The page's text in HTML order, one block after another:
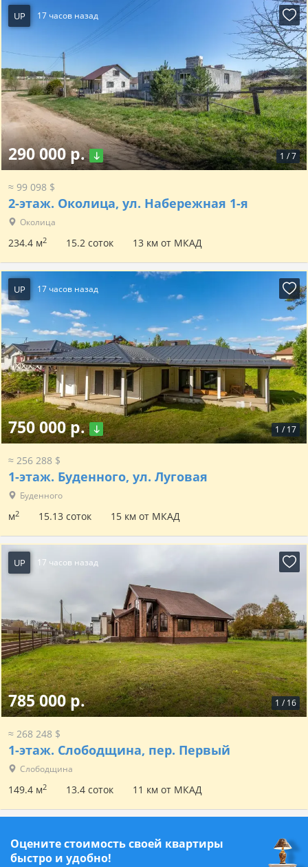
UP 17 часов назад
1 /7
290 000 р.
≈ 99 098 $
2-этаж. Околица, ул. Набережная 1-я
Околица
234.4 м2 15.2 соток 13 км от МКАД
UP 17 часов назад
1 / 17
750 000 р.
≈ 256 288 $
1-этаж. Буденного, ул. Луговая
Буденного
м2 15.13 соток 15 км от МКАД
UP 17 часов назад
1 / 16
785 000 р.
≈ 268 248 $
1-этаж. Слободщина, пер. Первый
Слободщина
149.4 м2 13.4 соток 11 км от МКАД
Оцените стоимость своей квартиры
быстро и удобно!